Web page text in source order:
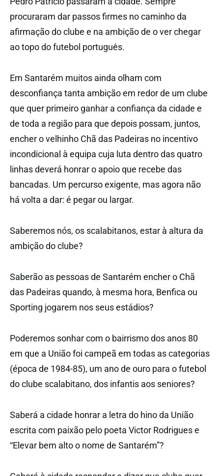
procuraram dar passos firmes no caminho da
afirmação do clube e na ambição de o ver chegar
ao topo do futebol português.
Em Santarém muitos ainda olham com
desconfiança tanta ambição em redor de um clube
que quer primeiro ganhar a confiança da cidade e
de toda a região para que depois possam, juntos,
encher o velhinho Chã das Padeiras no incentivo
incondicional à equipa cuja luta dentro das quatro
linhas deverá honrar o apoio que recebe das
bancadas. Um percurso exigente, mas agora não
há volta a dar: é pegar ou largar.
Saberemos nós, os scalabitanos, estar à altura da
ambição do clube?
Saberão as pessoas de Santarém encher o Chã
das Padeiras quando, à mesma hora, Benfica ou
Sporting jogarem nos seus estádios?
Poderemos sonhar com o bairrismo dos anos 80
em que a União foi campeã em todas as categorias
(época de 1984-85), um ano de ouro para o futebol
do clube scalabitano, dos infantis aos seniores?
Saberá a cidade honrar a letra do hino da União
escrita com paixão pelo poeta Victor Rodrigues e
“Elevar bem alto o nome de Santarém”?